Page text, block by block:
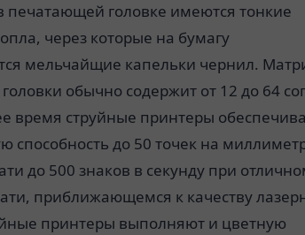
печатающей головке имеются тонкие
через которые на бумагу
мельчайщие капельки чернил.
обычно содержит от 12 до 64
время струйные принтеры
способность до 50 точек на
до 500 знаков в секунду при
приближающемся к качеству
принтеры выполняют и цветную